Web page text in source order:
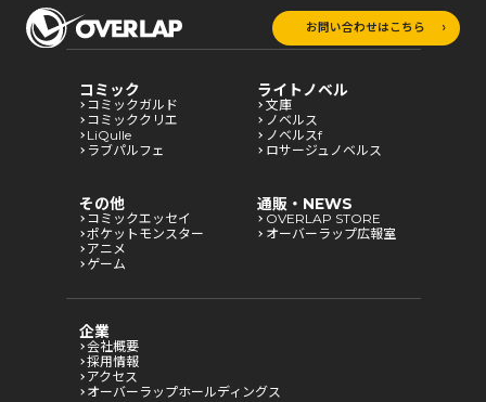
お問い合わせはこちら
コミック
コミックガルド
コミッククリエ
LiQulle
ラブパルフェ
ライトノベル
文庫
ノベルス
ノベルスf
ロサージュノベルス
その他
コミックエッセイ
ポケットモンスター
アニメ
ゲーム
通販・NEWS
OVERLAP STORE
オーバーラップ広報室
企業
会社概要
採用情報
アクセス
オーバーラップホールディングス